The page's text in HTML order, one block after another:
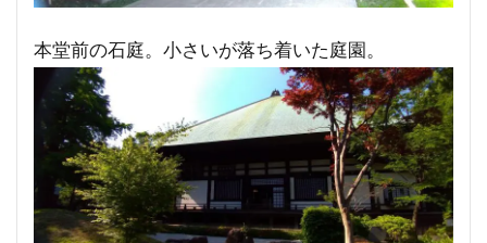
本堂前の石庭。小さいが落ち着いた庭園。